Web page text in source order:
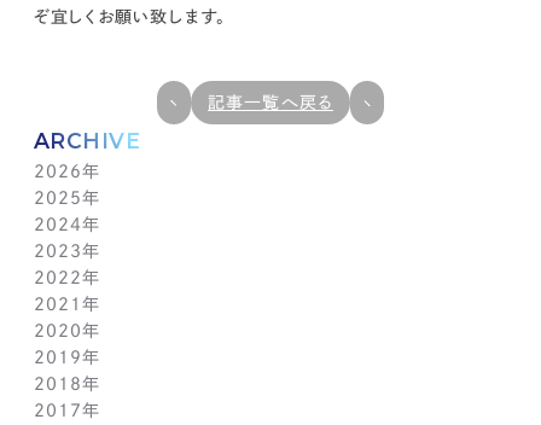
ARCHIVE
2026年
7月(1)
6月(1)
5月(1)
4月(1)
3月(1)
2月(1)
1月(1)
2025年
12月(1)
11月(1)
10月(1)
9月(1)
8月(1)
7月(1)
6月(1)
5月(1)
2024年
11月(1)
10月(1)
9月(1)
8月(1)
7月(1)
6月(1)
5月(1)
2023年
11月(1)
10月(1)
9月(1)
8月(1)
7月(1)
6月(1)
2022年
11月(1)
10月(1)
9月(1)
8月(1)
7月(1)
2021年
11月(1)
10月(1)
9月(1)
8月(1)
2020年
11月(2)
9月(2)
7月(1)
2019年
12月(2)
10月(1)
2018年
12月(1)
2017年
ぞ宜しくお願い致します。
記事一覧へ戻る